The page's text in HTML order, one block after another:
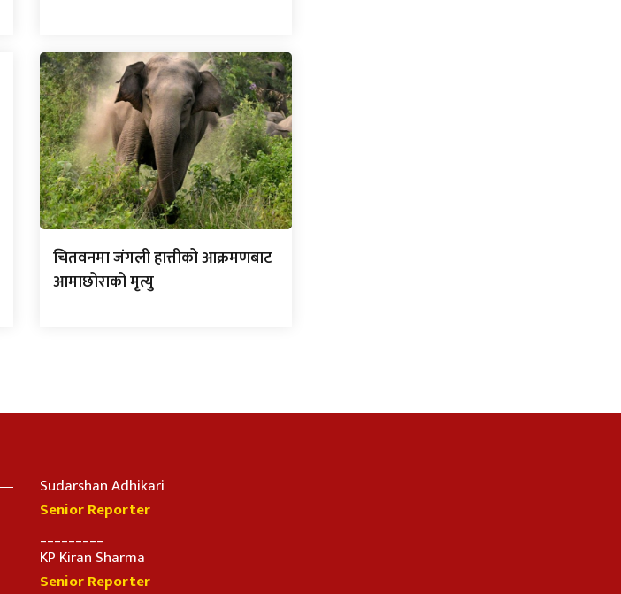
चितवनमा जंगली हात्तीको आक्रमणबाट
आमाछोराको मृत्यु
Sudarshan Adhikari
Senior Reporter
KP Kiran Sharma
Senior Reporter